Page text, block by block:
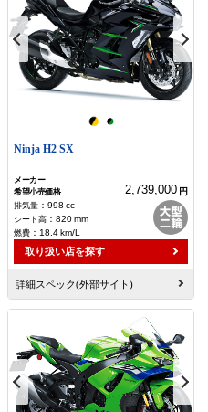
Ninja H2 SX
2,739,000 円
： 998 cc
： 820mm
： 18.4km/L
取り扱い店を探す
詳細スペック(外部サイト)